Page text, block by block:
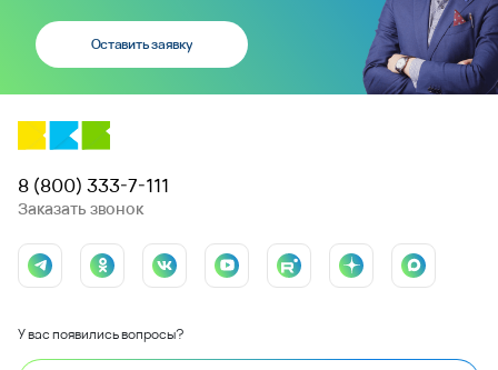
Оставить заявку
8 (800) 333-7-111
Заказать звонок
У вас появились вопросы?